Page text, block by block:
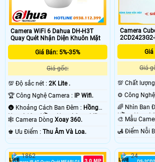
Camera WiFi 6 Dahua DH-H3T
Quay Quét Nhận Diện Khuôn Mặt
Giá Bán: 5%-35%
Giá gốc:
💯 Độ sắc nét : 2K Lite .
🏆 Công Nghệ Camera : IP Wifi.
🌚 Khoảng Cách Ban Đêm : Hồng
Ngoại 10m Hồng Ngoại Smart IR.
🕸️ Camera Dòng Xoay 360.
️♚ Ưu Điểm : Thu Âm Và Loa.
Camera
Giá
Giá
💯 Chất
Hồng Ngoại
🎨 Mẫu
1862 24